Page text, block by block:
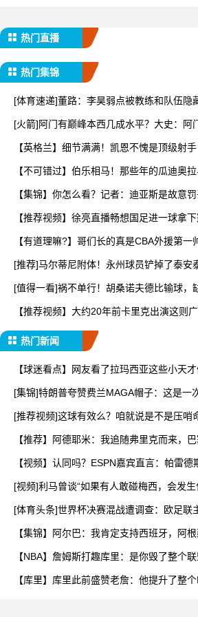
热门直播
热门集锦
[体育速递]董路：李昊弱点被教练和队伍隐
[火箭]阿门有巅峰本西几成水平？大史：阿
【英格兰】细节满满！凯恩不愧是顶级射手
【不可错过】伯乐相马！那些年的瓜迪奥拉
【集锦】你怎么看？记者：迪亚斯是故意
【推荐视频】徐亮直播畅想国足进一球拿
【有道理嘛?】哥们长的真是CBA外援第一
[推荐]马尔蒂尼附体！永州球员铲掉了泰安
[值得一看]祸不单行！胡桑诺夫德比输球，
【推荐视频】大约20年前卡里克出演这则
热门新闻
【球迷看点】网友看了拉玛西亚这些小天
[集锦]特朗普夸赞费兰MAGA帽子：这是一
[推荐视频]这球有效么？咱就说是不是压哨
【推荐】阿德耶米：我追随弗里克而来，
【视频】认同吗？ESPN嘉宾直言：帕雷
[视频]利马曾谈“如果有人敢碰梅西，会发
[体育头条]世界杯决赛混战遭调查：欧足联
【集锦】阿尔巴：我肯定支持西班牙，阿
【NBA】詹姆斯打趣库里：是你毁了整个
【库里】库里此前盛赞老詹：他提升了整